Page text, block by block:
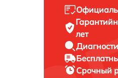
лет
Срочный